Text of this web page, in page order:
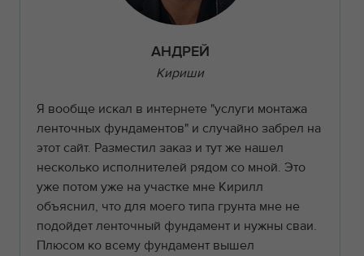
АНДРЕЙ
Кириши
Я вообще искал в интернете "услуги монтажа
ленточных фундаментов" и случайно забрел на
этот сайт. Разместил заказ и тут же нашел
несколько исполнителей рядом со мной. Это
уже потом уже на участке мне Кирилл
объяснил, что для моего типа грунта мне не
подойдет ленточный фундамент и нужны сваи.
Плюсом ко всему фундамент вышел